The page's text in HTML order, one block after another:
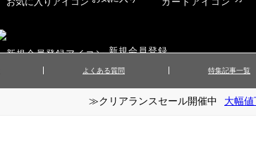
新規会員登録
▲メンズニット
▲財布・キーケー
よくある質問 特集記事一覧
≫クリアランスセール開催中 大幅